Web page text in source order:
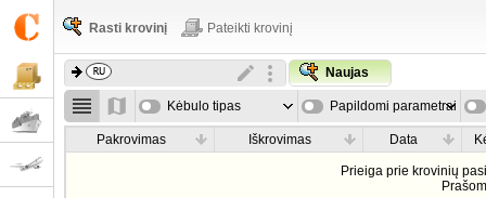
Rasti krovinį Pateikti krovinį
Naujas
Kėbulo tipas Papildomi parametrai
Pakrovimas Iškrovimas Data
Prieiga prie krovinių